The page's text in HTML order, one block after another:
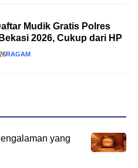
Mudik Gratis Polres
2026, Cukup dari HP
RAGAM
yang